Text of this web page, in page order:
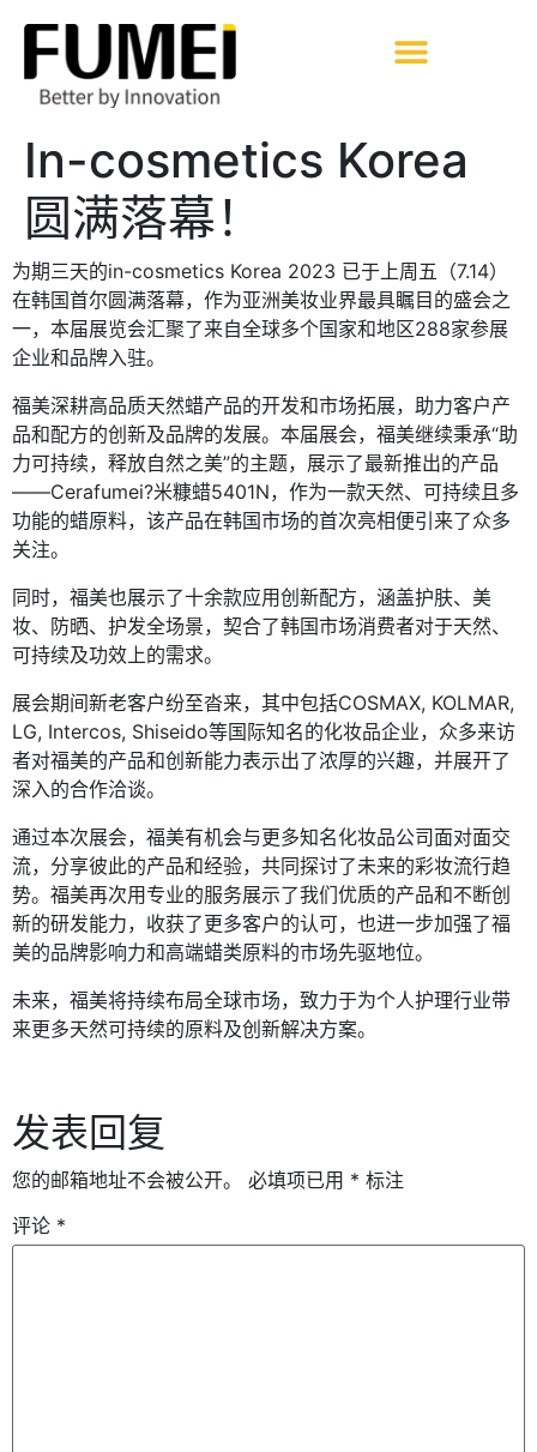
In-cosmetics Korea
圆满落幕！
为期三天的in-cosmetics Korea 2023 已于上周五（7.14）
在韩国首尔圆满落幕，作为亚洲美妆业界最具瞩目的盛会之
一，本届展览会汇聚了来自全球多个国家和地区288家参展
企业和品牌入驻。
福美深耕高品质天然蜡产品的开发和市场拓展，助力客户产
品和配方的创新及品牌的发展。本届展会，福美继续秉承“助
力可持续，释放自然之美”的主题，展示了最新推出的产品
——Cerafumei?米糠蜡5401N，作为一款天然、可持续且多
功能的蜡原料，该产品在韩国市场的首次亮相便引来了众多
关注。
同时，福美也展示了十余款应用创新配方，涵盖护肤、美
妆、防晒、护发全场景，契合了韩国市场消费者对于天然、
可持续及功效上的需求。
展会期间新老客户纷至沓来，其中包括COSMAX, KOLMAR,
LG, Intercos, Shiseido等国际知名的化妆品企业，众多来访
者对福美的产品和创新能力表示出了浓厚的兴趣，并展开了
深入的合作洽谈。
通过本次展会，福美有机会与更多知名化妆品公司面对面交
流，分享彼此的产品和经验，共同探讨了未来的彩妆流行趋
势。福美再次用专业的服务展示了我们优质的产品和不断创
新的研发能力，收获了更多客户的认可，也进一步加强了福
美的品牌影响力和高端蜡类原料的市场先驱地位。
未来，福美将持续布局全球市场，致力于为个人护理行业带
来更多天然可持续的原料及创新解决方案。
发表回复
您的邮箱地址不会被公开。 必填项已用 * 标注
评论 *